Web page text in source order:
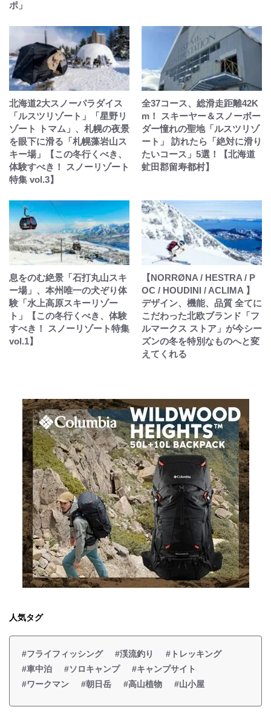
ポ」
北海道2大スノーパラダイス
「ルスツリゾート」「星野リ
ゾート トマム」、札幌の夜景
を眼下に滑る「札幌藻岩山ス
キー場」【この冬行くべき、
体験すべき！ スノーリゾート
特集 vol.3】
全37コース、総滑走距離42K
m！ スキーヤー＆スノーボー
ダー憧れの聖地「ルスツリゾ
ート」 訪れたら「絶対に滑り
たいコース」5選！【北海道
虻田郡留寿都村】
息をのむ絶景「石打丸山スキ
ー場」、本州唯一の犬ぞり体
験「水上高原スキーリゾー
ト」【この冬行くべき、体験
すべき！ スノーリゾート特集
vol.1】
【NORRØNA / HESTRA / P
OC / HOUDINI / ACLIMA 】
デザイン、機能、品質 全てに
こだわった北欧ブランド「フ
ルマークス ストア」が今シー
ズンの冬を特別なものへと変
えてくれる
人気タグ
#フライフィッシング #渓流釣り
#トレッキング
#車中泊
#ソロキャンプ
#キャンプサイト
#ワークマン
#朝日岳 #高山植物 #山小屋